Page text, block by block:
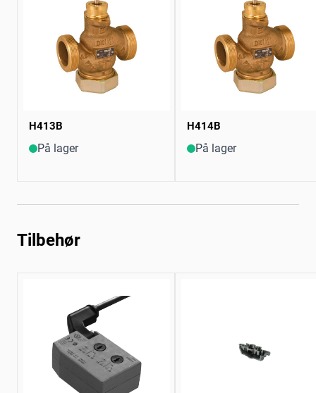
H413B
På lager
H414B
På lager
Tilbehør